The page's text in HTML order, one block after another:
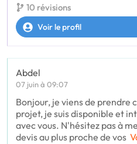
10 révisions
Voir le profil
Abdel
07 juin à 09:07
Bonjour, je viens de prendre
projet, je suis disponible et
avec vous. N'hésitez pas à
devis au plus proche de vos